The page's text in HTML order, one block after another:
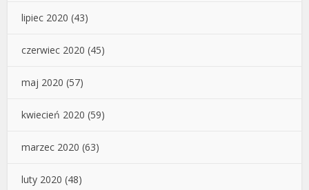
lipiec 2020 (43)
czerwiec 2020 (45)
maj 2020 (57)
kwiecień 2020 (59)
marzec 2020 (63)
luty 2020 (48)